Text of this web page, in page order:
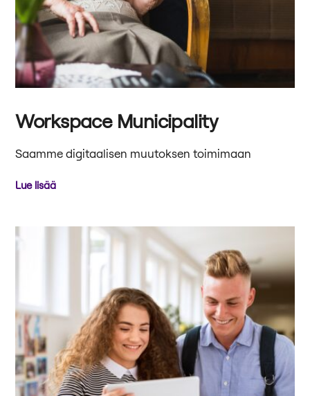
Workspace Municipality
Saamme digitaalisen muutoksen toimimaan
Lue lisää